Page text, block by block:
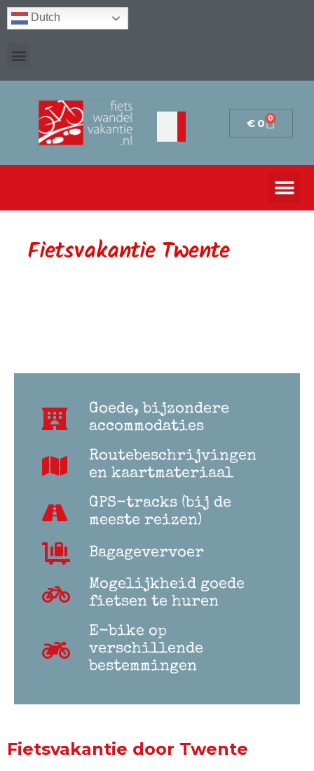
Dutch
€ 0 0
Fietsvakantie Twente
Goede, bijzondere
accommodaties
Routebeschrijvingen
en kaartmateriaal
GPS-tracks (bij de
meeste reizen)
Bagagevervoer
Mogelijkheid goede
fietsen te huren
E-bike op
verschillende
bestemmingen
Fietsvakantie door Twente